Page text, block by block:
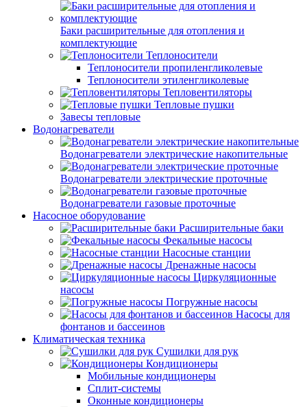
Баки расширительные для отопления и
комплектующие
Теплоносители
Теплоносители пропиленгликолевые
Теплоносители этиленгликолевые
Тепловентиляторы
Тепловые пушки
Завесы тепловые
Водонагреватели
Водонагреватели электрические накопительные
Водонагреватели электрические проточные
Водонагреватели газовые проточные
Насосное оборудование
Расширительные баки
Фекальные насосы
Насосные станции
Дренажные насосы
Циркуляционные
насосы
Погружные насосы
Насосы для
фонтанов и бассеинов
Климатическая техника
Сушилки для рук
Кондиционеры
Мобильные кондиционеры
Сплит-системы
Оконные кондиционеры